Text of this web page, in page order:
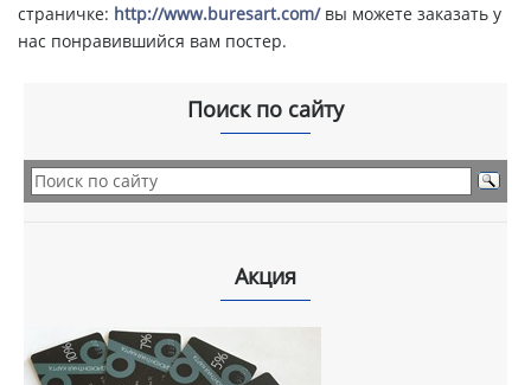
страничке: http://www.buresart.com/вы можете заказать у
нас понравившийся вам постер.
Поиск по сайту
Акция